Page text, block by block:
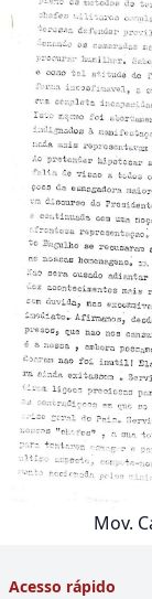
Mov.
Acesso rápido